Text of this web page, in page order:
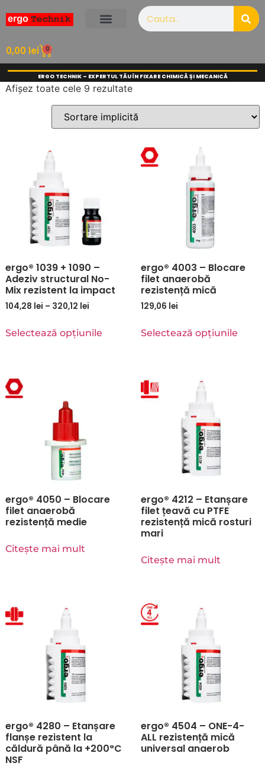
0,00 lei 0
ERGO TECHNIK – EXPERTUL TĂU ÎN FIXARE CHIMICĂ ȘI MECANICĂ
Afișez toate cele 9 rezultate
ergo® 1039 + 1090 –
Adeziv structural No-
Mix rezistent la impact
104,28 lei – 320,12 lei
Selectează opțiunile
ergo® 4003 – Blocare
filet anaerobă
rezistență mică
129,06 lei
Selectează opțiunile
ergo® 4050 – Blocare
filet anaerobă
rezistență medie
Citește mai mult
ergo® 4212 – Etanșare
filet țeavă cu PTFE
rezistență mică rosturi
mari
Citește mai mult
ergo® 4280 – Etanșare
flanșe rezistent la
căldură până la +200°C
NSF
ergo® 4504 – ONE-4-
ALL rezistență mică
universal anaerob